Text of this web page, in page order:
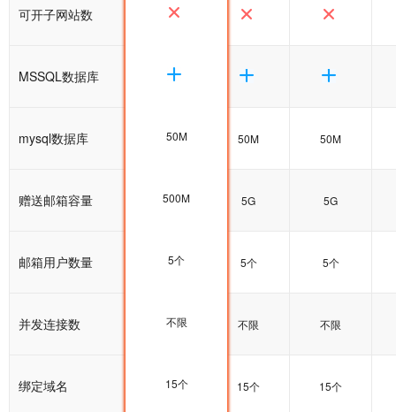
可开子网站数
MSSQL数据库
mysql数据库 50M 50M 50M
赠送邮箱容量 5G 5G 5G
邮箱用户数量 5个 5个 5个
并发连接数 不限 不限 不限
绑定域名 15个 15个 15个
50M
500M
5个
不限
15个